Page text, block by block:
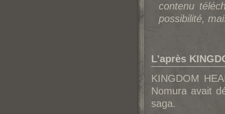
contenu
possibilité,
L'après
KINGDOM
Nomura avait
saga.